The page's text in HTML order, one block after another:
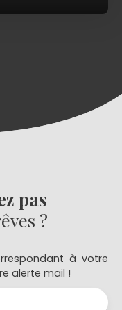
pas
?
à votre
alerte mail !